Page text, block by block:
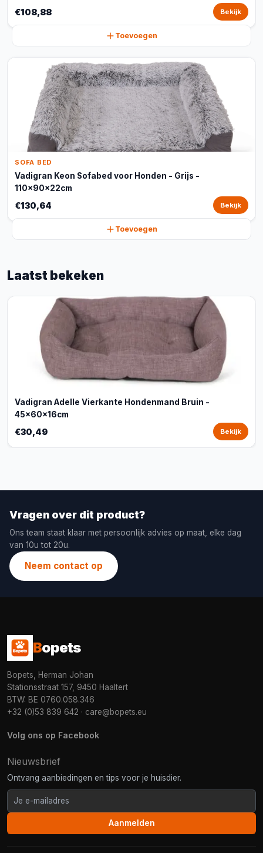
€108,88 Bekijk
Toevoegen
SOFA BED
Vadigran Keon Sofabed voor Honden - Grijs -
110x90x22cm
€130,64 Bekijk
Toevoegen
Laatst bekeken
Vadigran Adelle Vierkante Hondenmand Bruin -
45x60x16cm
€30,49 Bekijk
Vragen over dit product?
Ons team staat klaar met persoonlijk advies op maat, elke dag
van 10u tot 20u.
Neem contact op
Bopets
Bopets, Herman Johan
Stationsstraat 157, 9450 Haaltert
BTW: BE 0760.058.346
+32 (0)53 839 642 · care@bopets.eu
Volg ons op Facebook
Nieuwsbrief
Ontvang aanbiedingen en tips voor je huisdier.
Aanmelden